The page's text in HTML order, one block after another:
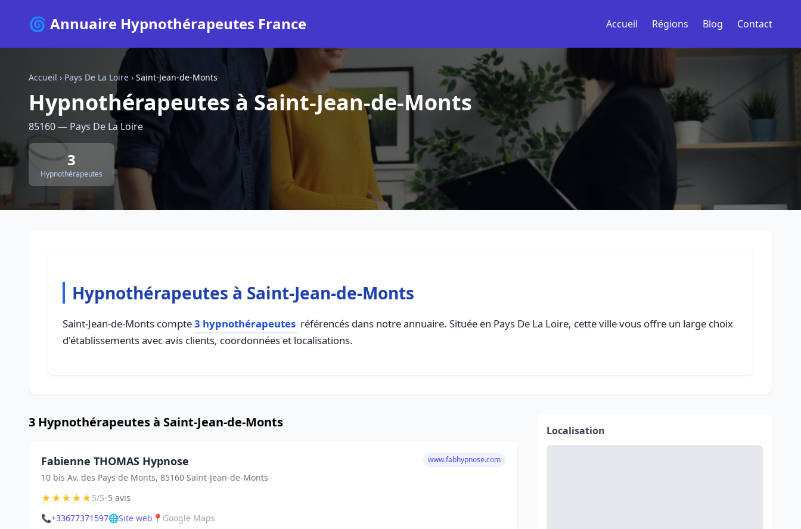
🌀 Annuaire Hypnothérapeutes France Accueil Régions Blog Contact
Accueil › Pays De La Loire › Saint-Jean-de-Monts
Hypnothérapeutes à Saint-Jean-de-Monts
85160 — Pays De La Loire
3
Hypnothérapeutes
Hypnothérapeutes à Saint-Jean-de-Monts
Saint-Jean-de-Monts compte3 hypnothérapeutes référencés dans notre annuaire. Située en Pays De La Loire, cette ville vous offre un large choix
d'établissements avec avis clients, coordonnées et localisations.
3 Hypnothérapeutes à Saint-Jean-de-Monts
Fabienne THOMAS Hypnose
10 bis Av. des Pays de Monts, 85160 Saint-Jean-de-Monts
www.fabhypnose.com
★★★★★5/5•5 avis
📞+33677371597🌐Site web 📍 Google Maps
Localisation